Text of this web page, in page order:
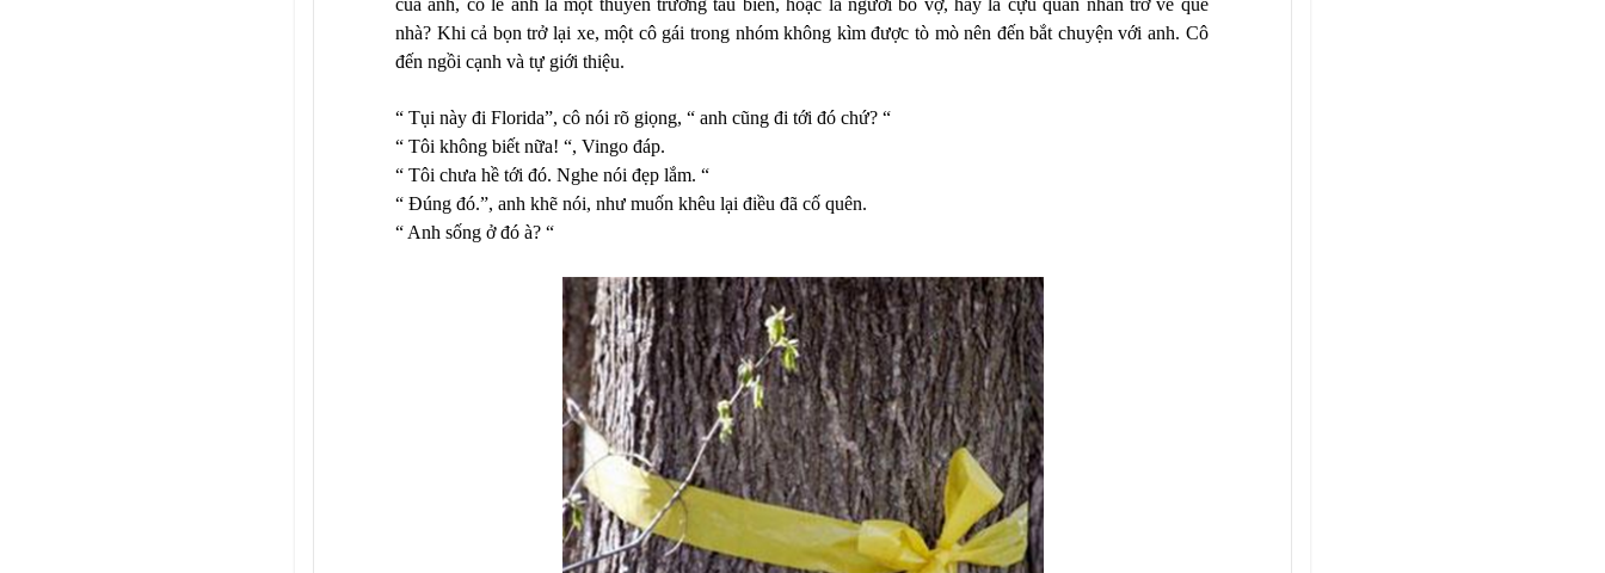
nhà? Khi cả bọn trở lại xe, một cô gái trong nhóm không kìm được tò mò nên đến bắt chuyện với anh. Cô
đến ngồi cạnh và tự giới thiệu.
“ Tụi này đi Florida”, cô nói rõ giọng, “ anh cũng đi tới đó chứ? “
“ Tôi không biết nữa! “, Vingo đáp.
“ Tôi chưa hề tới đó. Nghe nói đẹp lắm. “
“ Đúng đó.”, anh khẽ nói, như muốn khêu lại điều đã cố quên.
“ Anh sống ở đó à? “